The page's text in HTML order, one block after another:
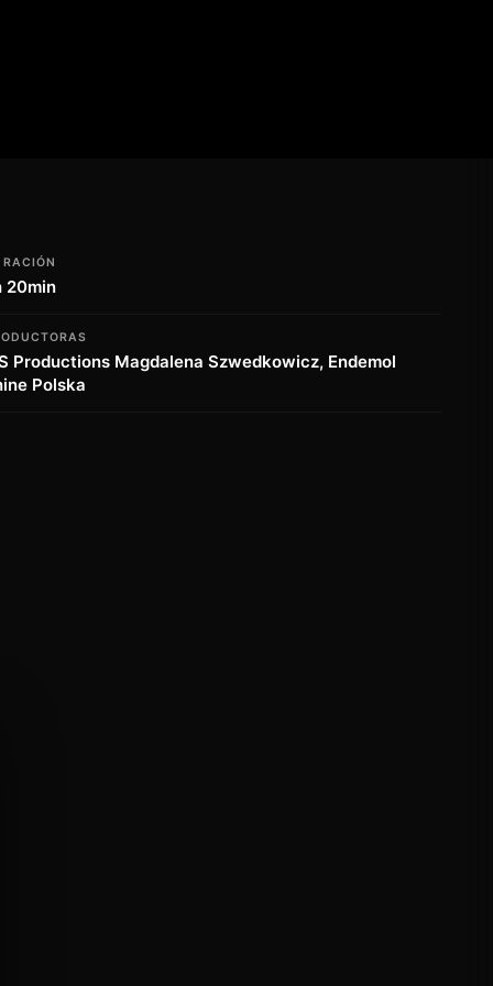
20min
Productions Magdalena Szwedkowicz, Endemol
Polska